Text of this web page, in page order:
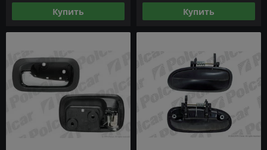
Купить Купить